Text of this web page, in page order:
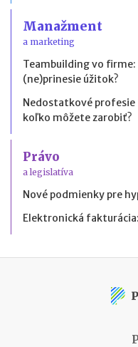
Manažment
a marketing
Teambuilding vo
(ne)prinesie úžitok?
Nedostatkové profesie
koľko môžete zarobiť?
Právo
a legislatíva
Nové podmienky pre
Elektronická